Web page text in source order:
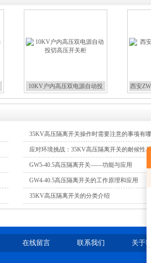
10KV户内高压双电源自动投
西安
35KV高压隔离开关操作时需要注意的事项有
应对环境挑战：35KV高压隔离开关的耐候性与
GW5-40.5高压隔离开关——功能与应用
GW4-40.5高压隔离开关的工作原理和应用
35KV高压隔离开关的分类介绍
在线留言 联系我们 关于我